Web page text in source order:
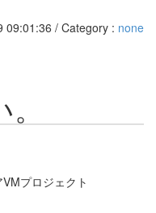
09:01:36 / Category : none
プロジェクト